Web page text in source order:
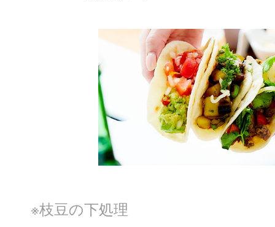
※枝豆の下処理